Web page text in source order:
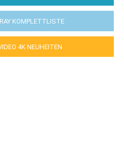
KOMPLETTLISTE
4K NEUHEITEN